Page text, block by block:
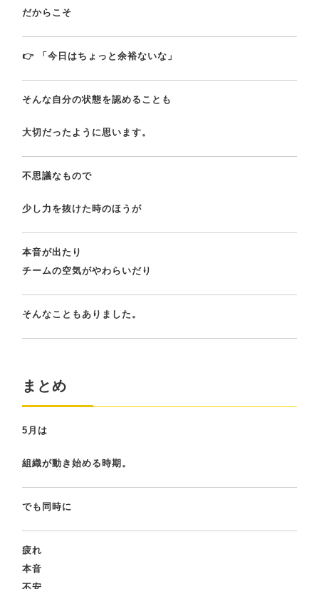
だからこそ
👉 「今日はちょっと余裕ないな」
そんな自分の状態を認めることも
大切だったように思います。
不思議なもので
少し力を抜けた時のほうが
本音が出たり
チームの空気がやわらいだり
そんなこともありました。
まとめ
5月は
組織が動き始める時期。
でも同時に
疲れ
本音